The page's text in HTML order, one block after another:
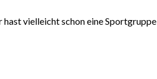
vielleicht schon eine